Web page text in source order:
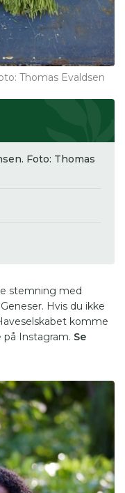
Thomas Evaldsen
stemning med
Hvis du ikke
komme
Instagram. Se
Foto: Thomas